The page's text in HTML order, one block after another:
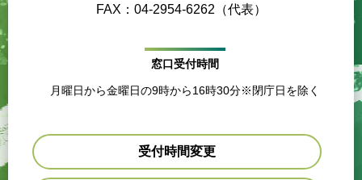
FAX：04-2954-6262（代表）
窓口受付時間
月曜日から金曜日の9時から16時30分※閉庁日を除く
受付時間変更